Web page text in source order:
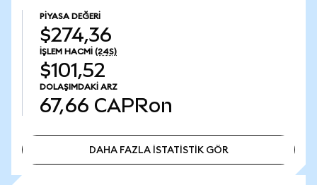
PIYASA DEĞERI
$274,36
İŞLEM HACMI (24S)
$101,52
DOLAŞIMDAKI ARZ
67,66 CAPRon
DAHA FAZLA İSTATİSTİK GÖR